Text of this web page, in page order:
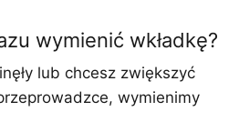
wymienić wkładkę?
lub chcesz zwiększyć
wymienimy